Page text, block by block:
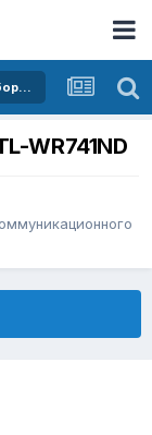
Покупка и продажа телекоммуникационного оборудования
WR741ND